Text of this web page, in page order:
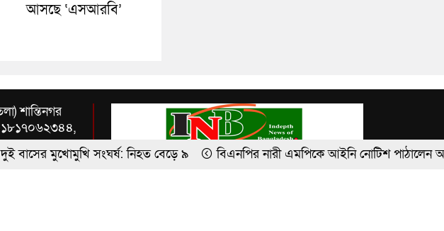
আসছে ‘এসআরবি’
শান্তিনগর
সংঘর্ষ: নিহত বেড়ে ৯
বিএনপির নারী এমপিকে আইনি নোটিশ পাঠালেন আসিফ মাহমুদ